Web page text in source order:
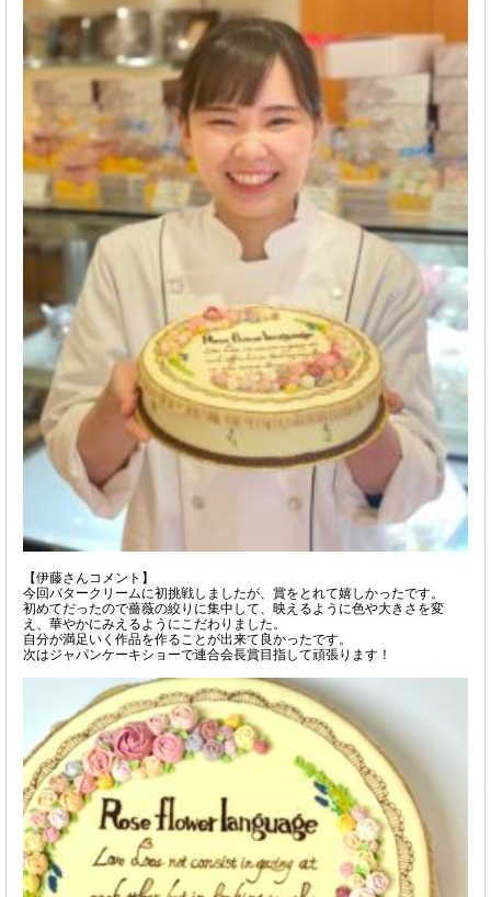
【伊藤さんコメント】
今回バタークリームに初挑戦しましたが、賞をとれて嬉しかったです。
初めてだったので薔薇の絞りに集中して、映えるように色や大きさを変
え、華やかにみえるようにこだわりました。
自分が満足いく作品を作ることが出来て良かったです。
次はジャパンケーキショーで連合会長賞目指して頑張ります！